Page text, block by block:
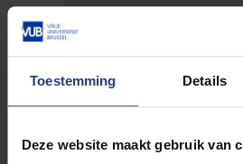
Toestemming Details
Deze website maakt gebruik van